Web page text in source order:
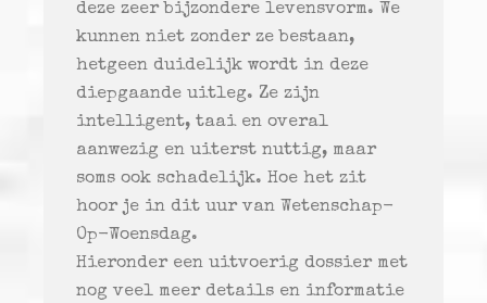
deze zeer bijzondere levensvorm. We
kunnen niet zonder ze bestaan,
hetgeen duidelijk wordt in deze
diepgaande uitleg. Ze zijn
intelligent, taai en overal
aanwezig en uiterst nuttig, maar
soms ook schadelijk. Hoe het zit
hoor je in dit uur van Wetenschap-
Op-Woensdag.
Hieronder een uitvoerig dossier met
nog veel meer details en informatie